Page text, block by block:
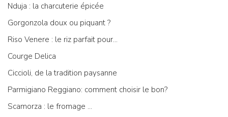
Nduja : la charcuterie épicée
Gorgonzola doux ou piquant ?
Riso Venere : le riz parfait pour...
Courge Delica
Ciccioli, de la tradition paysanne
Parmigiano Reggiano: comment choisir le bon?
Scamorza : le fromage ...